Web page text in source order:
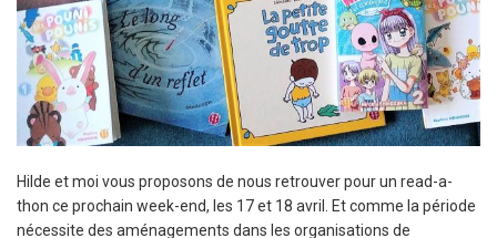
Hilde et moi vous proposons de nous retrouver pour un read-a-
thon ce prochain week-end, les 17 et 18 avril. Et comme la période
nécessite des aménagements dans les organisations de